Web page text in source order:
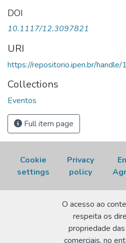
Amoxicillin Detection Using
Nanoparticles. In: EUROPEAN
BIOMEDICAL OPTICS, June 22-
Germany.
2025. (Proceedings of SPIE-
10.1117/12.3097821
https://repositorio.ipen.br/
Acesso em: 06 Aug 2026.
necessário.
DOI
10.1117/12.3097821
URI
https://repositorio.ipen.br/
Collections
Eventos
Full item page
Cookie
settings
Privacy
policy
O acesso ao
respeita os
propriedade
comerciais, no